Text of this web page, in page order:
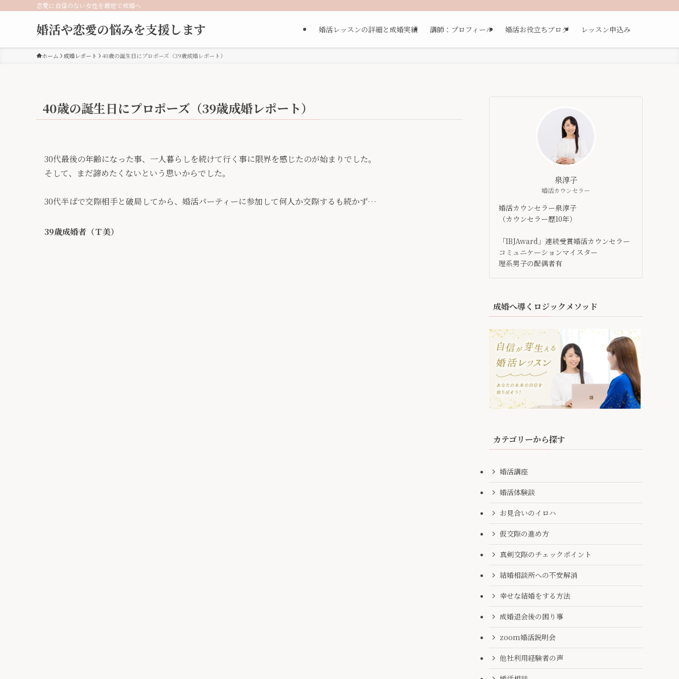
恋愛に自信のない女性を最短で成婚へ
婚活や恋愛の悩みを支援します 婚活レッスンの詳細と成婚実績 講師：プロフィール 婚活お役立ちブログ レッスン申込み
ホーム 成婚レポート 40歳の誕生日にプロポーズ（39歳成婚レポート）
40歳の誕生日にプロポーズ（39歳成婚レポート）
30代最後の年齢になった事、一人暮らしを続けて行く事に限界を感じたのが始まりでした。
そして、まだ諦めたくないという思いからでした。
30代半ばで交際相手と破局してから、婚活パーティーに参加して何人か交際するも続かず…
39歳成婚者（Ｔ美）
泉淳子
婚活カウンセラー
婚活カウンセラー泉淳子
（カウンセラー歴10年）
「IBJAward」連続受賞婚活カウンセラー
コミュニケーションマイスター
理系男子の配偶者有
成婚へ導くロジックメソッド
カテゴリーから探す
婚活講座
婚活体験談
お見合いのイロハ
仮交際の進め方
真剣交際のチェックポイント
結婚相談所への不安解消
幸せな結婚をする方法
成婚退会後の困り事
zoom婚活説明会
他社利用経験者の声